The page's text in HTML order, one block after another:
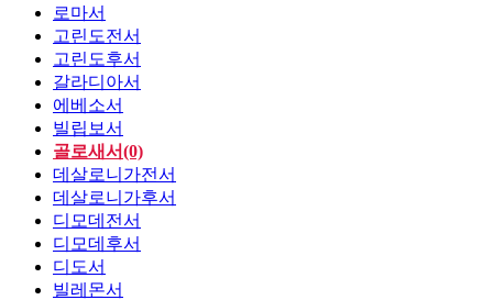
로마서
고린도전서
고린도후서
갈라디아서
에베소서
빌립보서
골로새서(0)
데살로니가전서
데살로니가후서
디모데전서
디모데후서
디도서
빌레몬서